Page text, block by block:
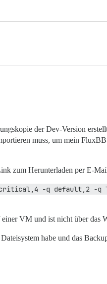
der Dev-Version
muss, um mein
zum Herunterladen per E-
critical,4 -q default,2 -q
VM und ist nicht über das
habe und das